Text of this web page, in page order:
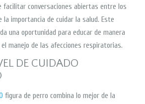
facilitar conversaciones abiertas entre los
la importancia de cuidar la salud. Este
una oportunidad para educar de manera
manejo de las afecciones respiratorias.
DE CUIDADO
figura de perro combina lo mejor de la